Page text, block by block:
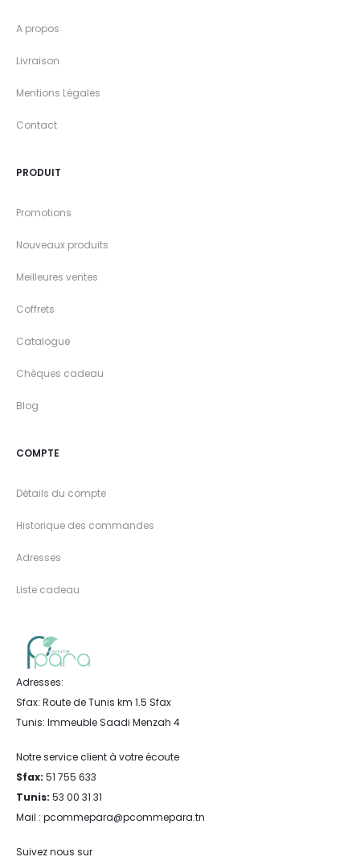
A propos
Livraison
Mentions Légales
Contact
PRODUIT
Promotions
Nouveaux produits
Meilleures ventes
Coffrets
Catalogue
Chèques cadeau
Blog
COMPTE
Détails du compte
Historique des commandes
Adresses
Liste cadeau
Adresses:
Sfax: Route de Tunis km 1.5 Sfax
Tunis: Immeuble Saadi Menzah 4
Notre service client à votre écoute
Sfax: 51 755 633
Tunis: 53 00 31 31
Mail : pcommepara@pcommepara.tn
Suivez nous sur